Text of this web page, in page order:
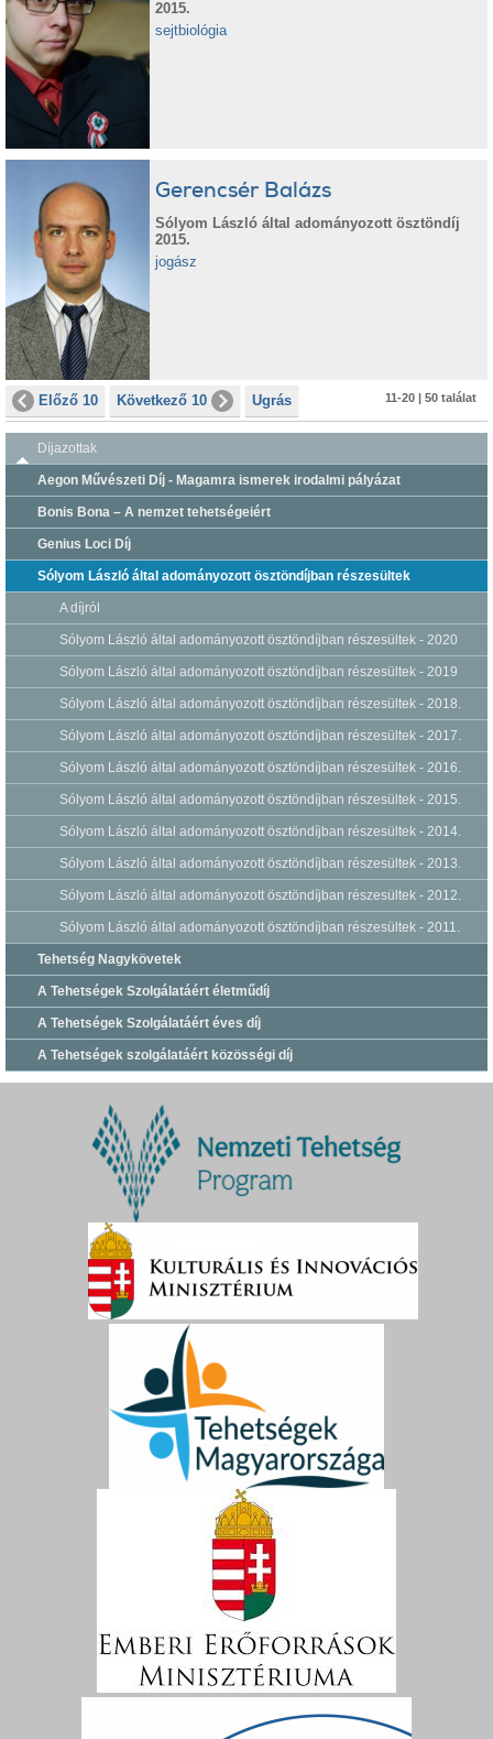
2015.
sejtbiológia
Gerencsér Balázs
Sólyom László által adományozott ösztöndíj
2015.
jogász
Előző 10 Következő 10 Ugrás 11-20 | 50 találat
Díjazottak
Aegon Művészeti Díj - Magamra ismerek irodalmi pályázat
Bonis Bona – A nemzet tehetségeiért
Genius Loci Díj
Sólyom László által adományozott ösztöndíjban részesültek
A díjról
Sólyom László által adományozott ösztöndíjban részesültek - 2020
Sólyom László által adományozott ösztöndíjban részesültek - 2019
Sólyom László által adományozott ösztöndíjban részesültek - 2018.
Sólyom László által adományozott ösztöndíjban részesültek - 2017.
Sólyom László által adományozott ösztöndíjban részesültek - 2016.
Sólyom László által adományozott ösztöndíjban részesültek - 2015.
Sólyom László által adományozott ösztöndíjban részesültek - 2014.
Sólyom László által adományozott ösztöndíjban részesültek - 2013.
Sólyom László által adományozott ösztöndíjban részesültek - 2012.
Sólyom László által adományozott ösztöndíjban részesültek - 2011.
Tehetség Nagykövetek
A Tehetségek Szolgálatáért életműdíj
A Tehetségek Szolgálatáért éves díj
A Tehetségek szolgálatáért közösségi díj